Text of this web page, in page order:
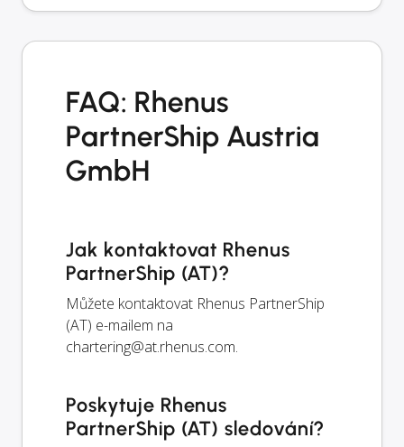
FAQ: Rhenus
PartnerShip Austria
GmbH
Jak kontaktovat Rhenus
PartnerShip (AT)?
Můžete kontaktovat Rhenus PartnerShip
(AT) e-mailem na
chartering@at.rhenus.com.
Poskytuje Rhenus
PartnerShip (AT) sledování?